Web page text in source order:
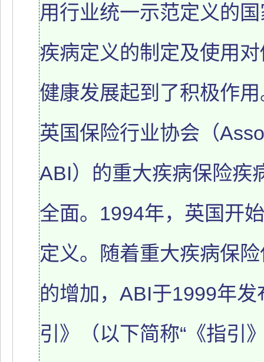
用行业统一示范定义的
疾病定义的制定及使用
健康发展起到了积极作
英国保险行业协会（
ABI）的重大疾病保险疾
全面。1994年，英国开
定义。随着重大疾病保
的增加，ABI于1999年
引》（以下简称“《指引